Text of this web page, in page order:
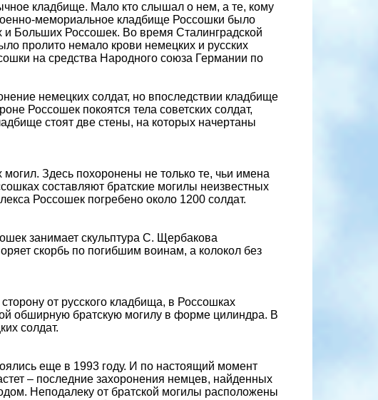
кладбище. Мало кто слышал о нем, а те, кому
мемориальное кладбище Россошки было
Больших Россошек. Во время Сталинградской
пролито немало крови немецких и русских
на средства Народного союза Германии по
немецких солдат, но впоследствии кладбище
Россошек покоятся тела советских солдат,
стоят две стены, на которых начертаны
Здесь похоронены не только те, чьи имена
составляют братские могилы неизвестных
Россошек погребено около 1200 солдат.
занимает скульптура С. Щербакова
скорбь по погибшим воинам, а колокол без
от русского кладбища, в Россошках
обширную братскую могилу в форме цилиндра. В
солдат.
еще в 1993 году. И по настоящий момент
– последние захоронения немцев, найденных
Неподалеку от братской могилы расположены